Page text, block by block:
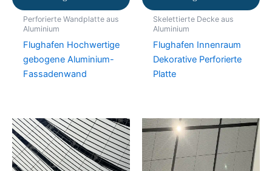
Perforierte Wandplatte aus
Aluminium
Flughafen Hochwertige
gebogene Aluminium-
Fassadenwand
Skelettierte Decke aus
Aluminium
Flughafen Innenraum
Dekorative Perforierte
Platte